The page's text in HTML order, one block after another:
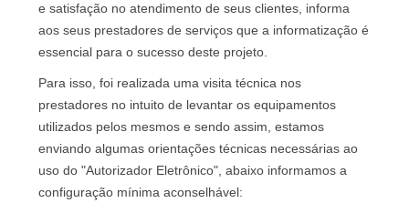
e satisfação no atendimento de seus clientes, informa
aos seus prestadores de serviços que a informatização é
essencial para o sucesso deste projeto.
Para isso, foi realizada uma visita técnica nos
prestadores no intuito de levantar os equipamentos
utilizados pelos mesmos e sendo assim, estamos
enviando algumas orientações técnicas necessárias ao
uso do "Autorizador Eletrônico", abaixo informamos a
configuração mínima aconselhável: